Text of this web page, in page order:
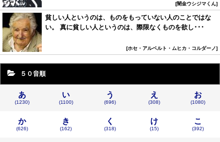
闇金ウシジマくん
貧しい人というのは、ものをもっていない人のことではな
い。 真に貧しい人というのは、際限なくものを欲し･･･
ホセ・アルベルト・ムヒカ・コルダーノ
５０音順
あ
(1230)
い
(1100)
う
(696)
え
(308)
お
(1080)
か
(626)
き
(162)
く
(318)
け
(15)
こ
(392)